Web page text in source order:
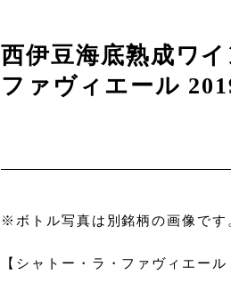
西伊豆海底熟成ワ
ファヴィエール
※ボトル写真は別銘柄の画像です
【シャトー・ラ・ファヴィエール